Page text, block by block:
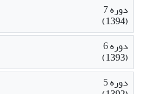
دوره 7
(1394)
دوره 6
(1393)
دوره 5